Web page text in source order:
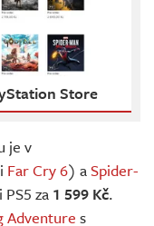
Store
je v
Far Cry 6) aSpider-
za1 599 Kč.
Adventures